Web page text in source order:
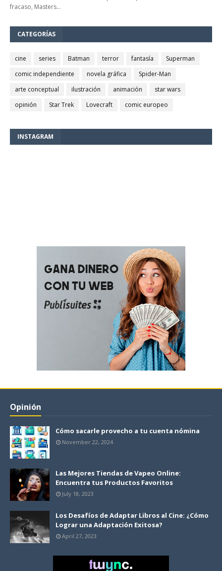
fracaso, Masters…
CATEGORÍAS
cine series Batman terror fantasía
Superman
comic independiente
novela gráfica
Spider-Man
arte conceptual
ilustración animación
star wars
opinión
Star Trek Lovecraft comic europeo
INSTAGRAM
Opinión
Cómo sacarle provecho a tu cuenta nómina
November 22, 2024
Las Mejores Tiendas de Vapeo Online:
Encuentra tus Productos Favoritos
July 18, 2023
Los Desafíos de Adaptar Libros al Cine: ¿Cómo
Lograr una Adaptación Exitosa?
April 27, 2023